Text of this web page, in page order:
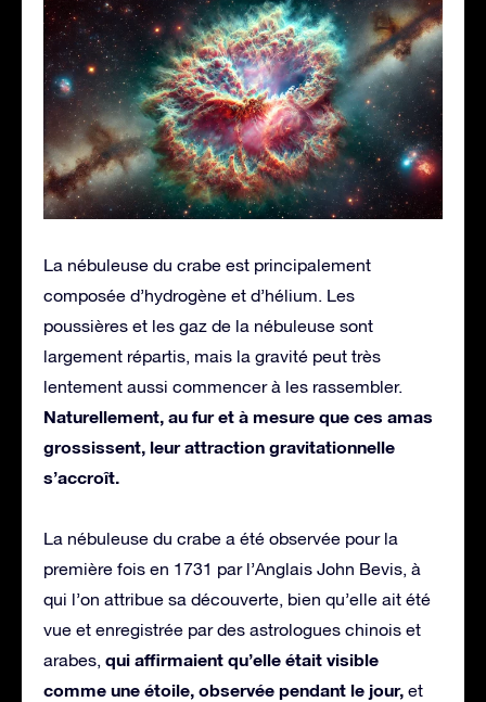
La nébuleuse du crabe est principalement
composée d’hydrogène et d’hélium. Les
poussières et les gaz de la nébuleuse sont
largement répartis, mais la gravité peut très
lentement aussi commencer à les rassembler.
Naturellement, au fur et à mesure que ces amas
grossissent, leur attraction gravitationnelle
s’accroît.
La nébuleuse du crabe a été observée pour la
première fois en 1731 par l’Anglais John Bevis, à
qui l’on attribue sa découverte, bien qu’elle ait été
vue et enregistrée par des astrologues chinois et
arabes, qui affirmaient qu’elle était visible
comme une étoile, observée pendant le jour, et